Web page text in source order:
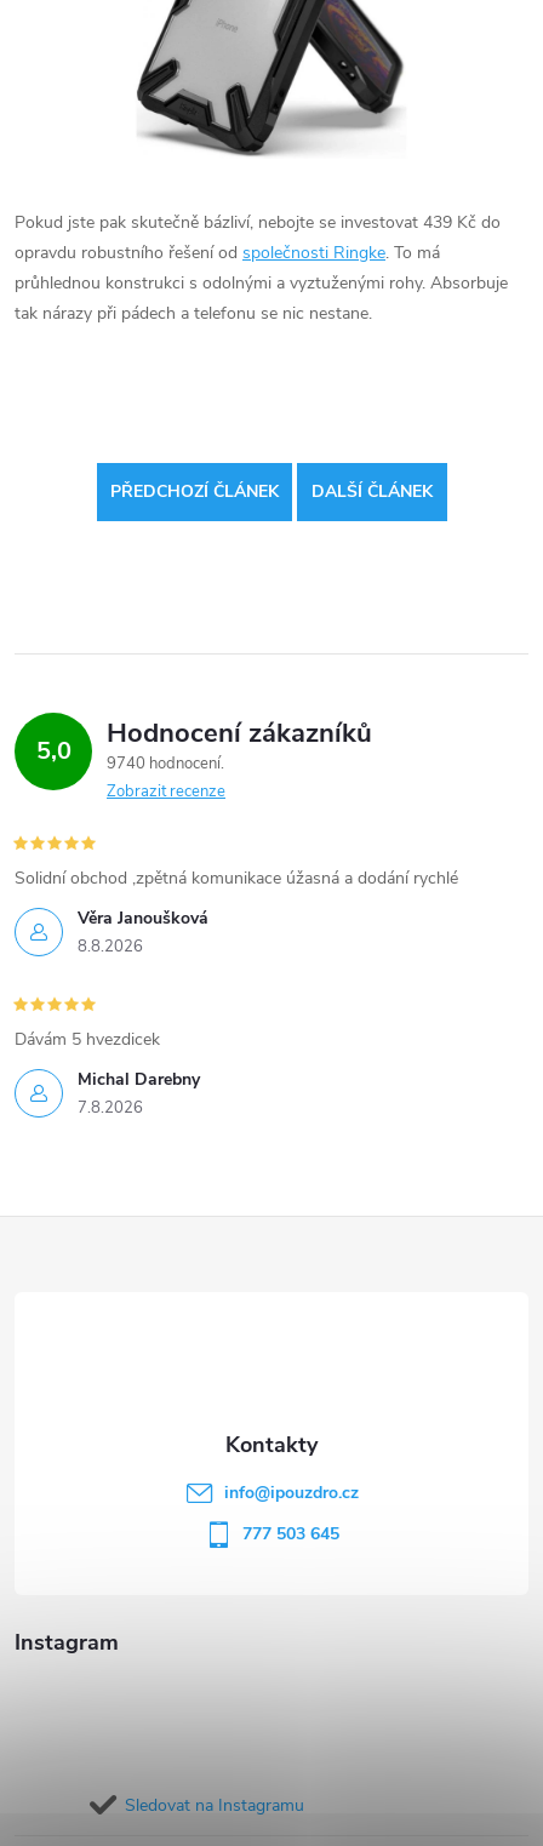
Pokud jste pak skutečně bázliví, nebojte se investovat 439 Kč do
opravdu robustního řešení od společnosti Ringke. To má
průhlednou konstrukci s odolnými a vyztuženými rohy. Absorbuje
tak nárazy při pádech a telefonu se nic nestane.
PŘEDCHOZÍ ČLÁNEK DALŠÍ ČLÁNEK
5,0 Hodnocení zákazníků
9740 hodnocení
Zobrazit recenze
Věra Janoušková
8.8.2026
Solidní obchod ,zpětná komunikace úžasná a dodání rychlé
Michal Darebny
7.8.2026
Dávám 5 hvezdicek
Instagram
Sledovat na Instagramu
info@ipouzdro.cz
777 503 645